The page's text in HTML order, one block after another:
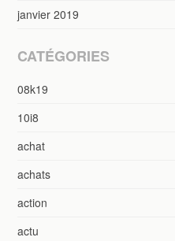
janvier 2019
CATÉGORIES
08k19
10i8
achat
achats
action
actu